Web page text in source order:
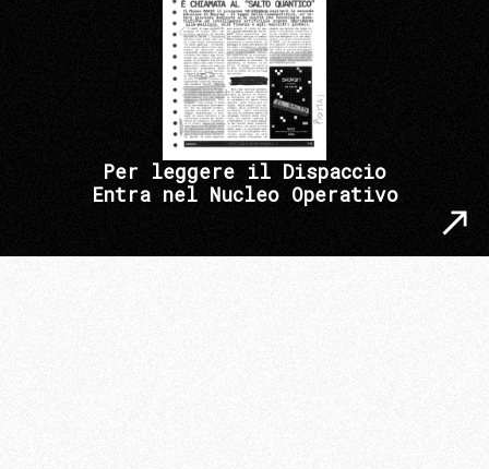
Per leggere il Dispaccio
Entra nel Nucleo Operativo